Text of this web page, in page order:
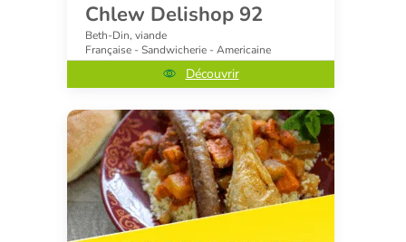
Chlew Delishop 92
Beth-Din, viande
Française - Sandwicherie - Americaine
Découvrir